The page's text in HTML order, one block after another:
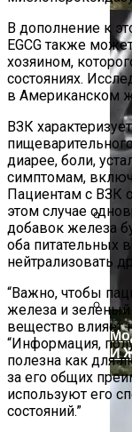
И
В дополнение к
EGCG также
хозяином,
состояниях.
в Американском
ВЗК
диарее, боли,
симптомам,
Пациентам с ВЗК
этом случае
добавок железа
оба питательных
нейтрализовать
“Важно, чтобы
железа и зеленый
вещество влияет
“Информация,
полезна как для
за его общих
используют его
состояний.”